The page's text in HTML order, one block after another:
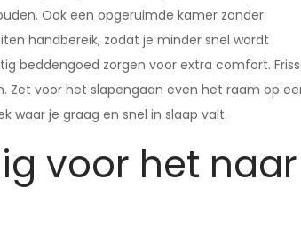
Ook een opgeruimde kamer zonder
handbereik, zodat je minder snel wordt
beddengoed zorgen voor extra comfort.
voor het slapengaan even het raam op
waar je graag en snel in slaap valt.
voor het naar